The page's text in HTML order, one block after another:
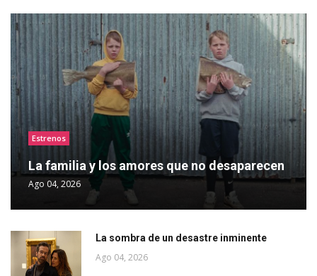
Estrenos
La familia y los amores que no desaparecen
Ago 04, 2026
La sombra de un desastre inminente
Ago 04, 2026